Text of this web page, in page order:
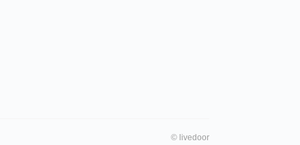
© livedoor